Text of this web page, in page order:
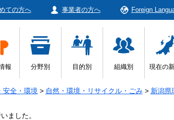
ての方へ 事業者の方へ Foreign
報 分野別 目的別 組織別 現在の
安全・環境 > 自然・環境・リサイクル・ごみ > 新潟県
ました。